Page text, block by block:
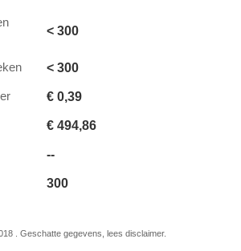
< 300
< 300
€ 0,39
€ 494,86
--
300
. Geschatte gegevens, lees disclaimer.